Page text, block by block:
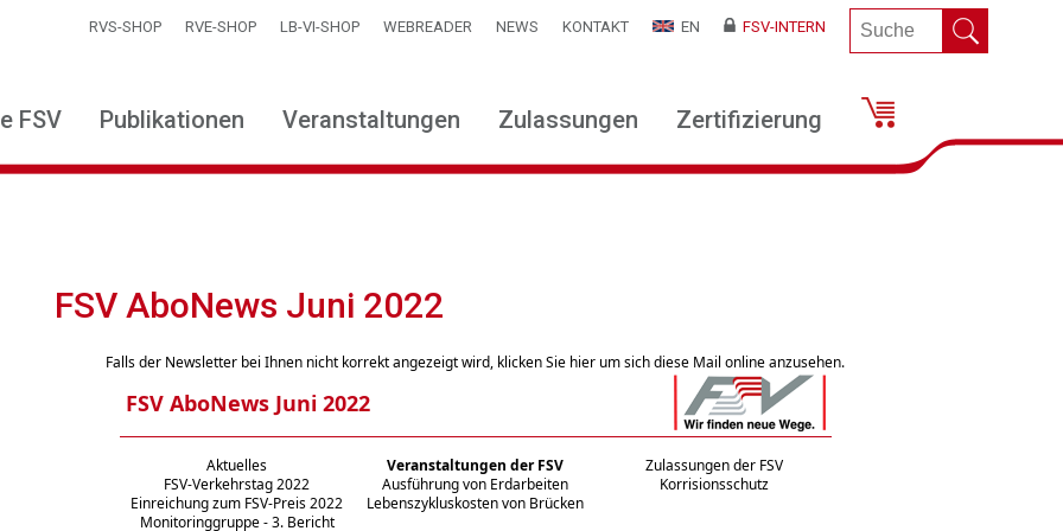
RVS-SHOP RVE-SHOP LB-VI-SHOP WEBREADER NEWS KONTAKT EN FSV-INTERN
FSV Publikationen Veranstaltungen Zulassungen Zertifizierung
FSV AboNews Juni 2022
Falls der Newsletter bei Ihnen nicht korrekt angezeigt wird, klicken Sie hier um sich diese Mail online anzusehen.
FSV AboNews Juni 2022
Aktuelles Veranstaltungen der FSV
Zulassungen der FSV
FSV-Verkehrstag 2022
Einreichung zum FSV-Preis 2022
Monitoringgruppe - 3. Bericht
Ausführung von Erdarbeiten
Lebenszykluskosten von Brücken
Korrisionsschutz